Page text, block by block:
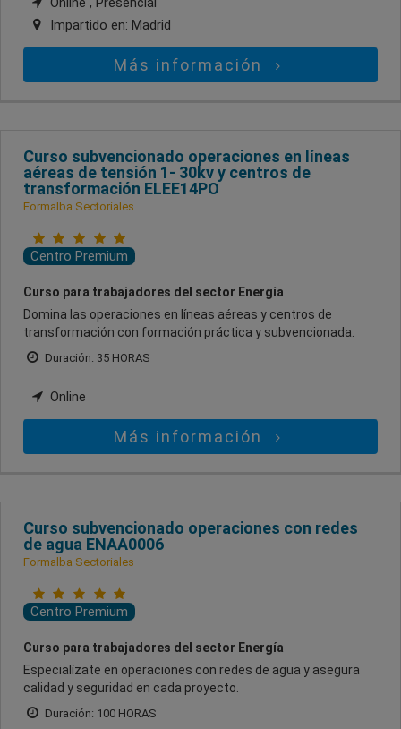
Impartido en: Madrid
Más información
Curso subvencionado operaciones en líneas
aéreas de tensión 1- 30kv y centros de
transformación ELEE14PO
Formalba Sectoriales
Centro Premium
Curso para trabajadores del sector Energía
Domina las operaciones en líneas aéreas y centros de
transformación con formación práctica y subvencionada.
Duración: 35 HORAS
Online
Más información
Curso subvencionado operaciones con redes
de agua ENAA0006
Formalba Sectoriales
Centro Premium
Curso para trabajadores del sector Energía
Especialízate en operaciones con redes de agua y asegura
calidad y seguridad en cada proyecto.
Duración: 100 HORAS